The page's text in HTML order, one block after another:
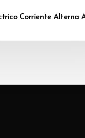
Corriente Alterna